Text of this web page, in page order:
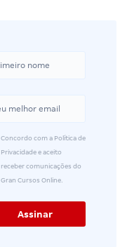
Concordo com a Política de
Privacidade e aceito
receber comunicações do
Gran Cursos Online.